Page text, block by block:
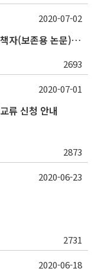
[필독] 2020-1학기 석·박사학위 논문책자(보존용 논문) 및 원문파일 제출 안내
2693
2020-07-02
류 신청 안내
2873
2020-07-01
2731
2020-06-23
2020-06-18